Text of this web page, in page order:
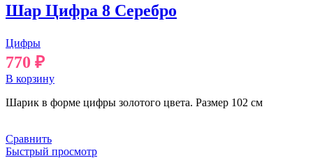
Шар Цифра 8 Серебро
Цифры
770 ₽
В корзину
Шарик в форме цифры золотого цвета. Размер 102 см
Сравнить
Быстрый просмотр